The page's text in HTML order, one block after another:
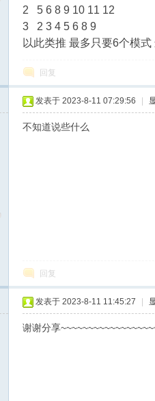
2 5 6 8 9 10 11 12
3 2 3 4 5 6 8 9
以此类推 最多只要6个模
回复
发表于 2023-8-11 07:29:56
不知道说些什么
回复
发表于 2023-8-11 11:45:27
谢谢分享